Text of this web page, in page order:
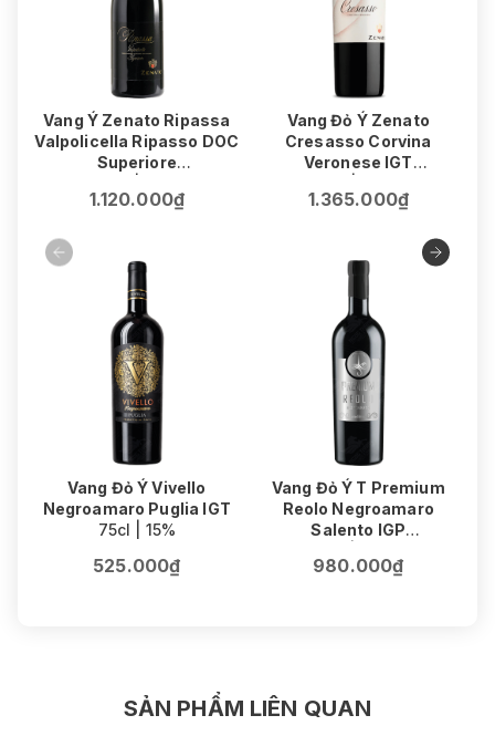
Vang Ý Zenato Ripassa
Valpolicella Ripasso DOC
Superiore
1.120.000₫
Vang Đỏ Ý Zenato
Cresasso Corvina
Veronese IGT
1.365.000₫
Vang Đỏ Ý Vivello
Negroamaro Puglia IGT
75cl | 15%
525.000₫
Vang Đỏ Ý T Premium
Reolo Negroamaro
Salento IGP
980.000₫
SẢN PHẨM LIÊN QUAN